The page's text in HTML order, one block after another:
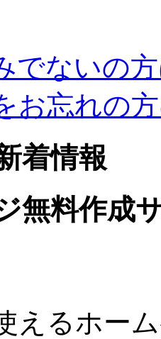
でないの
お忘れの
着情報
無料作成
えるホー